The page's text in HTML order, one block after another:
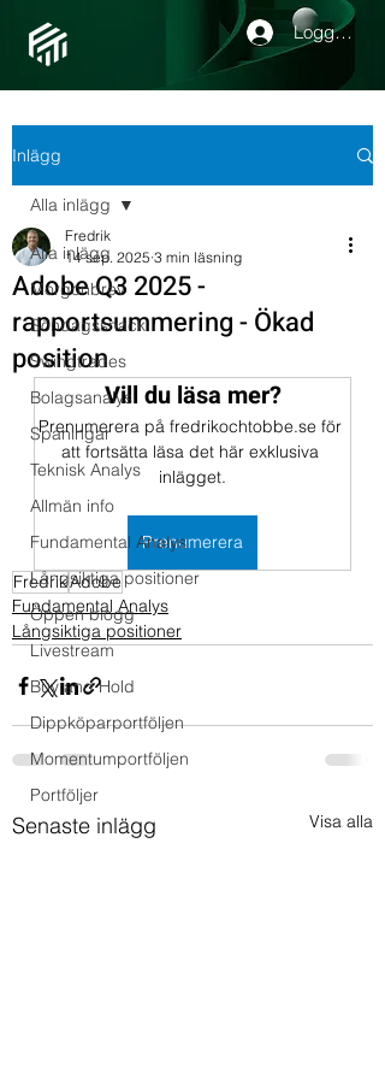
Logga in
Inlägg
Alla inlägg
Morgonbrev
Söndagssnack
Swingtrades
Bolagsanalys
Spaningar
Teknisk Analys
Allmän info
Fundamental Analys
Långsiktiga positioner
Öppen blogg
Livestream
Buy and Hold
Dippköparportföljen
Momentumportföljen
Portföljer
Alla inlägg
Adobe Q3 2025 -
rapportsummering - Ökad
position
Fredrik
14 sep. 2025 3 min läsning
Vill du läsa mer?
Prenumerera på fredrikochtobbe.se för
att fortsätta läsa det här exklusiva
inlägget.
Prenumerera
FredrikAdobe
Fundamental Analys
Långsiktiga positioner
Senaste inlägg Visa alla